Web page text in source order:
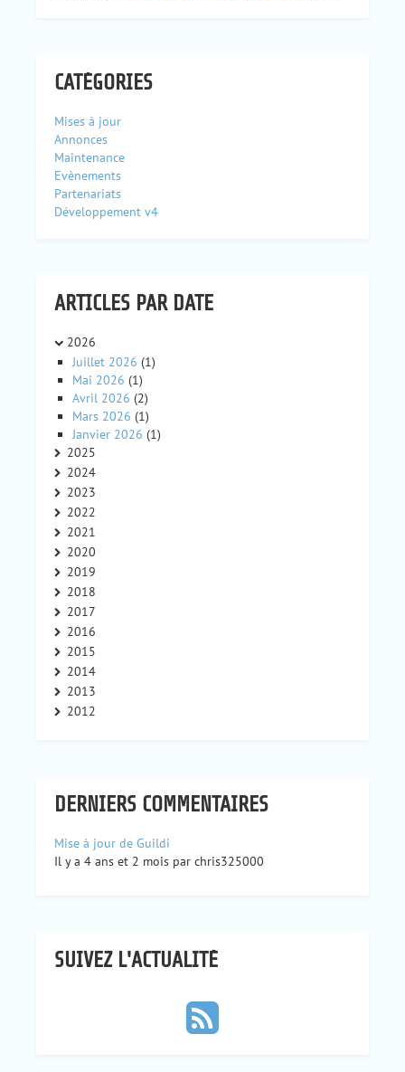
CATÉGORIES
Mises à jour
Annonces
Maintenance
Evènements
Partenariats
Développement v4
ARTICLES PAR DATE
2026
Juillet 2026 (1)
Mai 2026 (1)
Avril 2026 (2)
Mars 2026 (1)
Janvier 2026 (1)
2025
2024
2023
2022
2021
2020
2019
2018
2017
2016
2015
2014
2013
2012
DERNIERS COMMENTAIRES
Mise à jour de Guildi
Il y a 4 ans et 2 mois par chris325000
SUIVEZ L'ACTUALITÉ